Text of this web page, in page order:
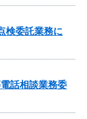
検委託業務に
話相談業務委